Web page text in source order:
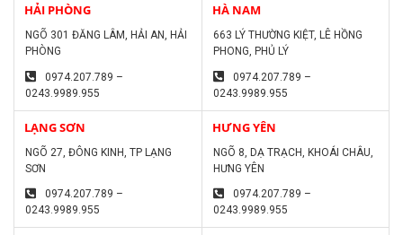
HẢI PHÒNG
NGÕ 301 ĐĂNG LÂM, HẢI AN, HẢI
PHÒNG
0974.207.789 –
0243.9989.955
HÀ NAM
663 LÝ THƯỜNG KIỆT, LÊ HỒNG
PHONG, PHỦ LÝ
0974.207.789 –
0243.9989.955
LẠNG SƠN
NGÕ 27, ĐÔNG KINH, TP LẠNG
SƠN
0974.207.789 –
0243.9989.955
HƯNG YÊN
NGÕ 8, DẠ TRẠCH, KHOÁI CHÂU,
HƯNG YÊN
0974.207.789 –
0243.9989.955